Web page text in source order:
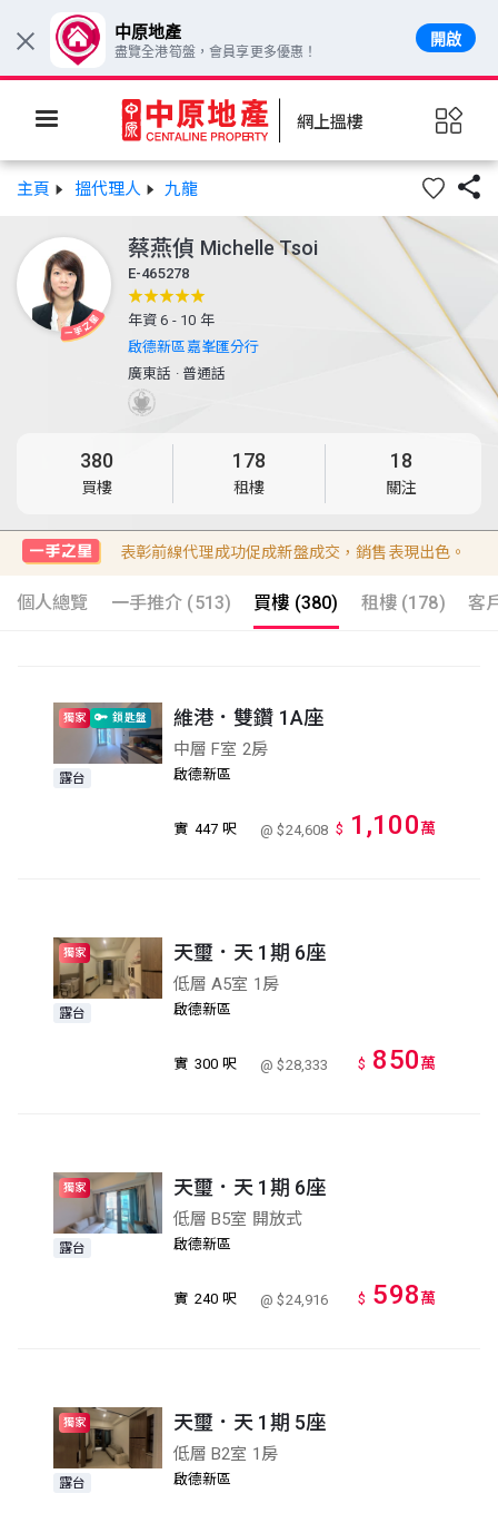
網上搵樓
主頁 搵代理人 九龍 
蔡燕偵 Michelle Tsoi
E-465278
年資 6 - 10 年
啟德新區嘉峯匯分行
廣東話 ·普通話
380
買樓
178
租樓
18
關注
表彰前線代理成功促成新盤成交，銷售表現出色。
個人總覽 一手推介 (513) 買樓 (380) 租樓 (178) 客
獨家 鎖匙盤
露台
維港．雙鑽 1A座
中層 F室 2房
啟德新區
實 447 呎 @ $24,608 $ 1,100萬
獨家
露台
天璽．天 1期 6座
低層 A5室 1房
啟德新區
實 300 呎 @ $28,333 $ 850萬
獨家
露台
天璽．天 1期 6座
低層 B5室 開放式
啟德新區
實 240 呎 @ $24,916 $ 598萬
獨家
露台
天璽．天 1期 5座
低層 B2室 1房
啟德新區
× 中原地產
盡覽全港筍盤，會員享更多優惠！
開啟